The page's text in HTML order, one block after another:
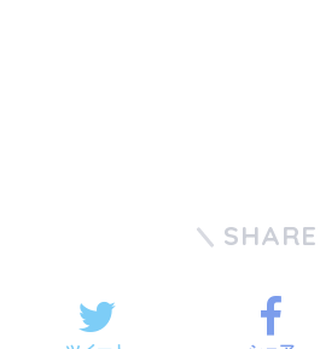
SHARE